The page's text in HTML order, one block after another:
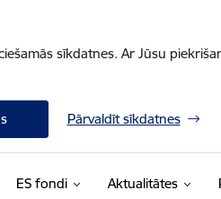
sīkdatnes. Ar Jūsu
Pārvaldīt sīkdatnes
ES fondi Aktualitātes